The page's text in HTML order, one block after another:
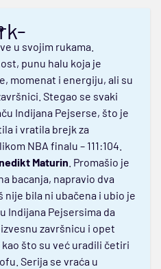
u svojim rukama.
punu halu koja je
momenat i energiju, ali su
Stegao se svaki
Indijana Pejserse, što je
i vratila brejk za
NBA finalu – 111:104.
Maturin . Promašio je
bacanja, napravio dva
nije bila ni ubačena i ubio je
Indijana Pejsersima da
završnicu i opet
što su već uradili četiri
Serija se vraća u